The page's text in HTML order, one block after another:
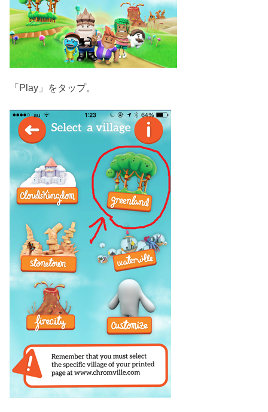
「Play」をタップ。